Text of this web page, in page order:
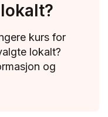
kurs for
lokalt?
og